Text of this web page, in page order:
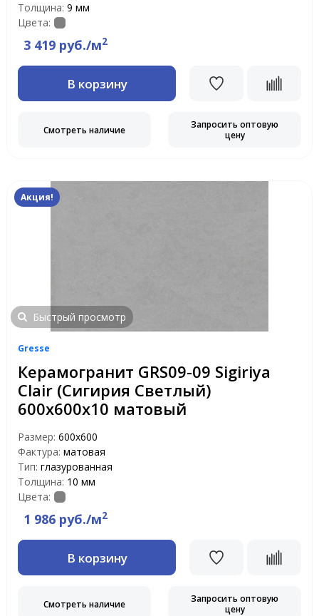
Толщина: 9 мм
Цвета:
3 419 руб./м2
В корзину
Смотреть наличие
Запросить оптовую
цену
Акция!
Быстрый просмотр
Gresse
Керамогранит GRS09-09 Sigiriya
Clair (Сигирия Светлый)
600х600x10 матовый
Размер: 600х600
Фактура: матовая
Тип: глазурованная
Толщина: 10 мм
Цвета:
1 986 руб./м2
В корзину
Смотреть наличие
Запросить оптовую
цену